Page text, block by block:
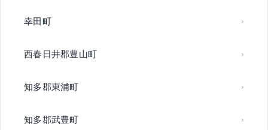
幸田町
西春日井郡豊山町
知多郡東浦町
知多郡武豊町